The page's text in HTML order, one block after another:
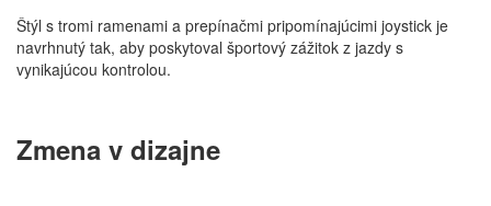
Štýl s tromi ramenami a prepínačmi pripomínajúcimi joystick je
navrhnutý tak, aby poskytoval športový zážitok z jazdy s
vynikajúcou kontrolou.
Zmena v dizajne